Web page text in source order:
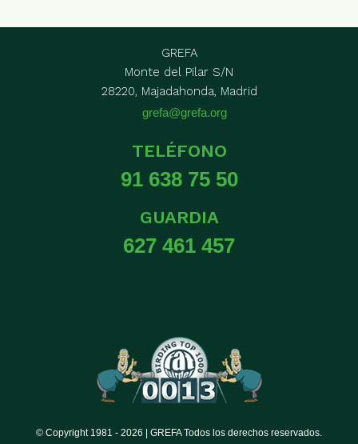
GREFA
Monte del Pilar S/N
28220, Majadahonda, Madrid
grefa@grefa.org
TELÉFONO
91 638 75 50
GUARDIA
627 461 457
© Copyright 1981 - 2026 | GREFA Todos los derechos reservados.